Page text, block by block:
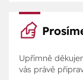
Upřímně
vás právě